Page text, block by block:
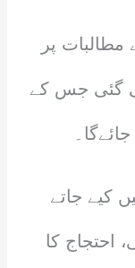
پر
گئی جس کے
کیے جاتے
کا